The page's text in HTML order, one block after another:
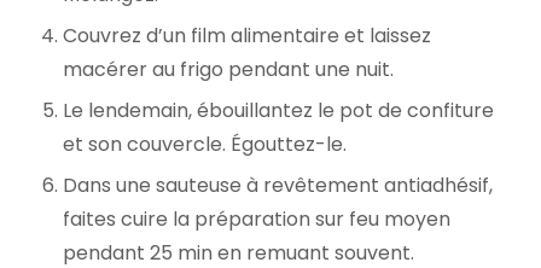
Couvrez d’un film alimentaire et laissez
macérer au frigo pendant une nuit.
Le lendemain, ébouillantez le pot de confiture
et son couvercle. Égouttez-le.
Dans une sauteuse à revêtement antiadhésif,
faites cuire la préparation sur feu moyen
pendant 25 min en remuant souvent.